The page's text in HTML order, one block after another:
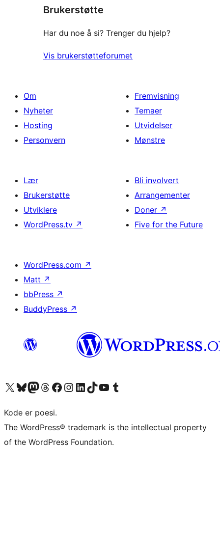
reviews
Brukerstøtte
Har du noe å si? Trenger du hjelp?
Vis brukerstøtteforumet
Om
Nyheter
Hosting
Personvern
Fremvisning
Temaer
Utvidelser
Mønstre
Lær
Brukerstøtte
Utviklere
WordPress.tv ↗
Bli involvert
Arrangementer
Doner ↗
Five for the Future
WordPress.com ↗
Matt ↗
bbPress ↗
BuddyPress ↗
Besøk vår konto på X Visit our Bluesky account
Besøk vår Mastodon-konto
Visit our Threads account
Besøk vår Facebook-sideBesøk vår Instagram-konto
Besøk vår LinkedIn-konto
Visit our TikTok account
Visit our YouTube channel
Visit our Tumblr account
Kode er poesi.
The WordPress® trademark is the intellectual property
of the WordPress Foundation.